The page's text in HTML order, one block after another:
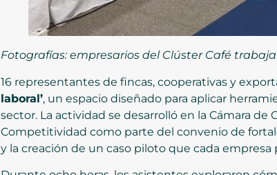
Fotografías: empresarios del Clúster Café
16 representantes de fincas, cooperativas y
laboral’, un espacio diseñado para aplicar
sector. La actividad se desarrolló en la Cámara de
Competitividad como parte del convenio de
y la creación de un caso piloto que cada